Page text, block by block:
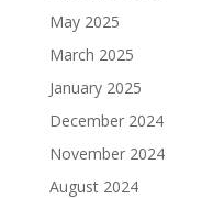
May 2025
March 2025
January 2025
December 2024
November 2024
August 2024